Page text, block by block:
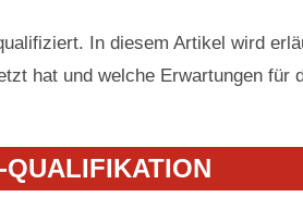
In diesem Artikel wird
hat und welche Erwartungen für